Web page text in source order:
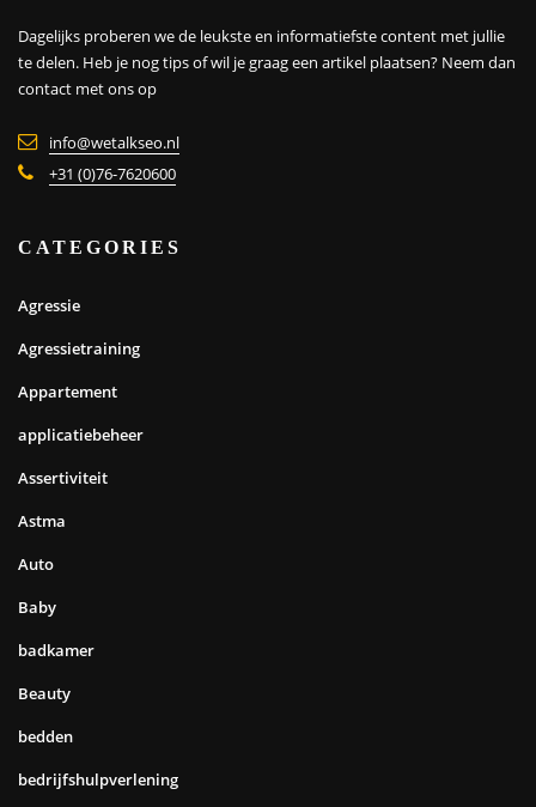
Dagelijks proberen we de leukste en informatiefste content met jullie
te delen. Heb je nog tips of wil je graag een artikel plaatsen? Neem dan
contact met ons op
info@wetalkseo.nl
+31 (0)76-7620600
CATEGORIES
Agressie
Agressietraining
Appartement
applicatiebeheer
Assertiviteit
Astma
Auto
Baby
badkamer
Beauty
bedden
bedrijfshulpverlening